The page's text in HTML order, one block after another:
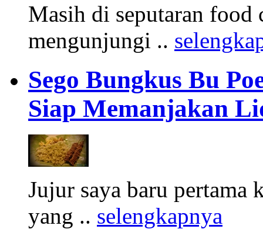
Masih di seputaran
mengunjungi ..
Sego Bungkus Bu
Siap Memanjakan
Jujur saya baru pertama
yang .. selengkapnya